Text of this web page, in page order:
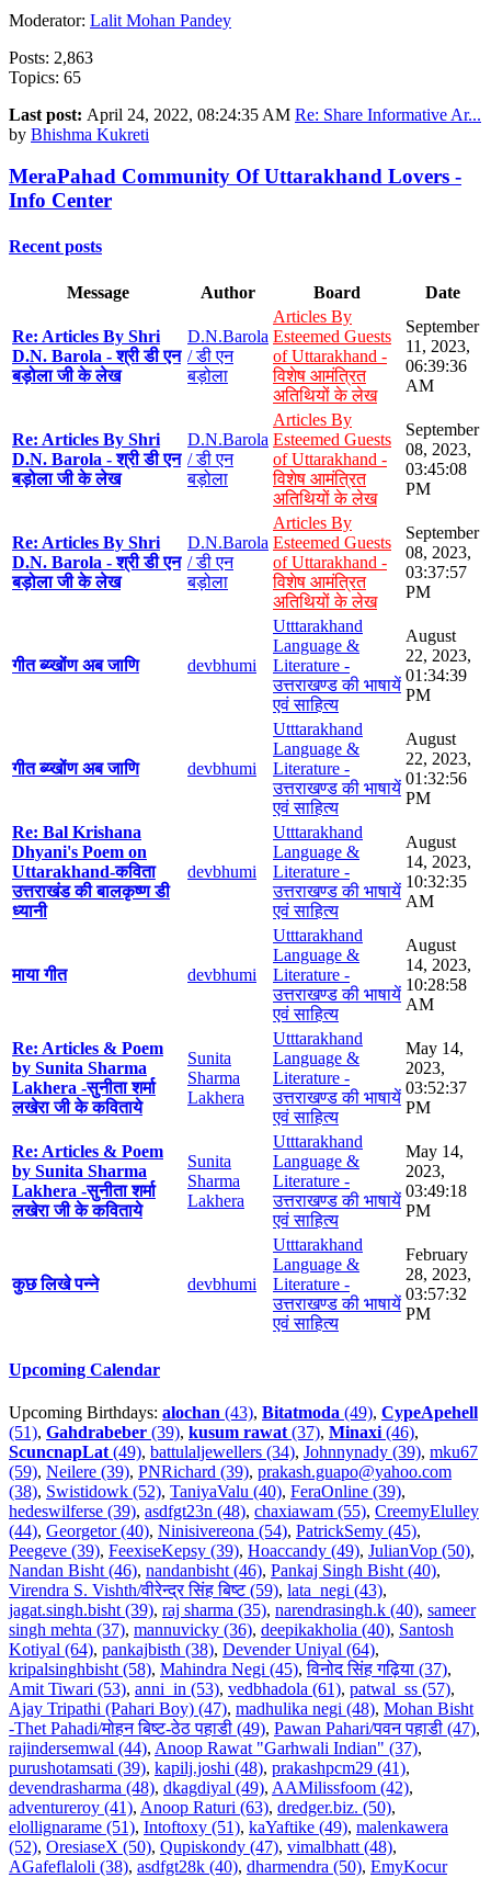
Moderator: Lalit Mohan Pandey
Posts: 2,863
Topics: 65
Last post: April 24, 2022, 08:24:35 AM Re: Share Informative Ar...
by Bhishma Kukreti
MeraPahad Community Of Uttarakhand Lovers -
Info Center
Recent posts
Message Author Board Date
Re: Articles By Shri
D.N. Barola - श्री डी एन
बड़ोला जी के लेख
D.N.Barola
/ डी एन
बड़ोला
Articles By
Esteemed Guests
of Uttarakhand -
विशेष आमंत्रित
अतिथियों के लेख
September
11, 2023,
06:39:36
AM
Re: Articles By Shri
D.N. Barola - श्री डी एन
बड़ोला जी के लेख
D.N.Barola
/ डी एन
बड़ोला
Articles By
Esteemed Guests
of Uttarakhand -
विशेष आमंत्रित
अतिथियों के लेख
September
08, 2023,
03:45:08
PM
Re: Articles By Shri
D.N. Barola - श्री डी एन
बड़ोला जी के लेख
D.N.Barola
/ डी एन
बड़ोला
Articles By
Esteemed Guests
of Uttarakhand -
विशेष आमंत्रित
अतिथियों के लेख
September
08, 2023,
03:37:57
PM
गीत ब्य्खोंण अब जाणि devbhumi
Utttarakhand
Language &
Literature -
उत्तराखण्ड की भाषायें
एवं साहित्य
August
22, 2023,
01:34:39
PM
गीत ब्य्खोंण अब जाणि devbhumi
Utttarakhand
Language &
Literature -
उत्तराखण्ड की भाषायें
एवं साहित्य
August
22, 2023,
01:32:56
PM
Re: Bal Krishana
Dhyani's Poem on
Uttarakhand-कविता
उत्तराखंड की बालकृष्ण डी
ध्यानी
devbhumi
Utttarakhand
Language &
Literature -
उत्तराखण्ड की भाषायें
एवं साहित्य
August
14, 2023,
10:32:35
AM
माया गीत devbhumi
Utttarakhand
Language &
Literature -
उत्तराखण्ड की भाषायें
एवं साहित्य
August
14, 2023,
10:28:58
AM
Re: Articles & Poem
by Sunita Sharma
Lakhera -सुनीता शर्मा
लखेरा जी के कविताये
Sunita
Sharma
Lakhera
Utttarakhand
Language &
Literature -
उत्तराखण्ड की भाषायें
एवं साहित्य
May 14,
2023,
03:52:37
PM
Re: Articles & Poem
by Sunita Sharma
Lakhera -सुनीता शर्मा
लखेरा जी के कविताये
Sunita
Sharma
Lakhera
Utttarakhand
Language &
Literature -
उत्तराखण्ड की भाषायें
एवं साहित्य
May 14,
2023,
03:49:18
PM
कुछ लिखे पन्ने devbhumi
Utttarakhand
Language &
Literature -
उत्तराखण्ड की भाषायें
एवं साहित्य
February
28, 2023,
03:57:32
PM
Upcoming Calendar
Upcoming Birthdays: alochan (43), Bitatmoda (49), CypeApehell
(51), Gahdrabeber (39), kusum rawat(37), Minaxi(46),
ScuncnapLat(49), battulaljewellers (34), Johnnynady (39), mku67
(59), Neilere (39), PNRichard (39), prakash.guapo@yahoo.com
(38), Swistidowk (52), TaniyaValu (40), FeraOnline (39),
hedeswilferse (39), asdfgt23n (48), chaxiawam (55), CreemyElulley
(44), Georgetor (40), Ninisivereona (54), PatrickSemy (45),
Peegeve (39), FeexiseKepsy (39), Hoaccandy (49), JulianVop (50),
Nandan Bisht (46), nandanbisht (46), Pankaj Singh Bisht (40),
Virendra S. Vishth/वीरेन्द्र सिंह बिष्ट (59), lata_negi (43),
jagat.singh.bisht (39), raj sharma (35), narendrasingh.k (40), sameer
singh mehta (37), mannuvicky (36), deepikakholia (40), Santosh
Kotiyal (64), pankajbisth (38), Devender Uniyal (64),
kripalsinghbisht (58), Mahindra Negi (45),विनोद सिंह गढ़िया (37),
Amit Tiwari (53), anni_in (53), vedbhadola (61), patwal_ss (57),
Ajay Tripathi (Pahari Boy) (47), madhulika negi (48), Mohan Bisht
-Thet Pahadi/मोहन बिष्ट-ठेठ पहाडी (49), Pawan Pahari/पवन पहाडी (47),
rajindersemwal (44), Anoop Rawat "Garhwali Indian" (37),
purushotamsati (39), kapilj.joshi (48), prakashpcm29 (41),
devendrasharma (48), dkagdiyal (49), AAMilissfoom (42),
adventureroy (41), Anoop Raturi (63), dredger.biz. (50),
elollignarame (51), Intoftoxy (51), kaYaftike (49), malenkawera
(52), OresiaseX (50), Qupiskondy (47), vimalbhatt (48),
AGafeflaloli (38), asdfgt28k (40), dharmendra (50), EmyKocur